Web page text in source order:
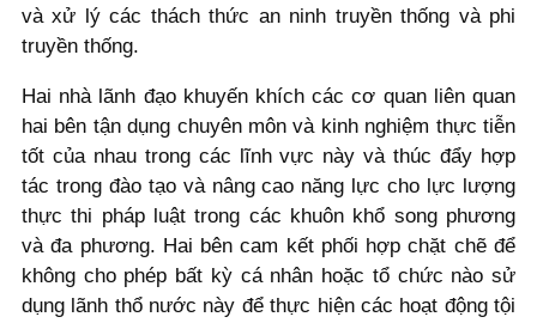
và xử lý các thách thức an ninh truyền thống và phi
truyền thống.
Hai nhà lãnh đạo khuyến khích các cơ quan liên quan
hai bên tận dụng chuyên môn và kinh nghiệm thực tiễn
tốt của nhau trong các lĩnh vực này và thúc đẩy hợp
tác trong đào tạo và nâng cao năng lực cho lực lượng
thực thi pháp luật trong các khuôn khổ song phương
và đa phương. Hai bên cam kết phối hợp chặt chẽ để
không cho phép bất kỳ cá nhân hoặc tổ chức nào sử
dụng lãnh thổ nước này để thực hiện các hoạt động tội